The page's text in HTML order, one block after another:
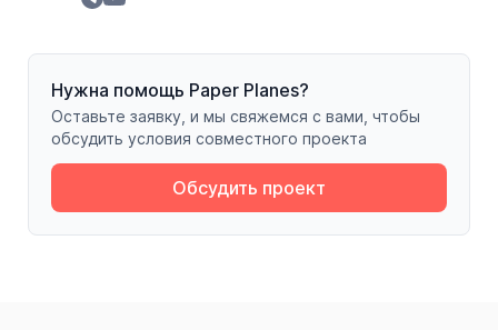
Нужна помощь Paper Planes?
Оставьте заявку, и мы свяжемся с вами, чтобы
обсудить условия совместного проекта
Обсудить проект